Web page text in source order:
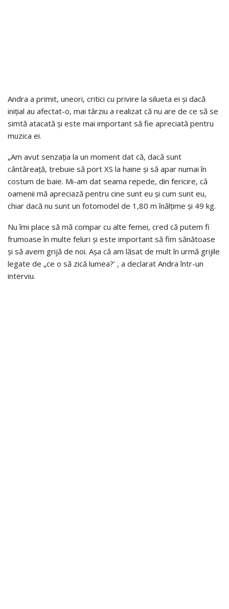
Andra a primit, uneori, critici cu privire la silueta ei și dacă
inițial au afectat-o, mai târziu a realizat că nu are de ce să se
simtă atacată și este mai important să fie apreciată pentru
muzica ei.
„Am avut senzația la un moment dat că, dacă sunt
cântăreață, trebuie să port XS la haine și să apar numai în
costum de baie. Mi-am dat seama repede, din fericire, că
oamenii mă apreciază pentru cine sunt eu și cum sunt eu,
chiar dacă nu sunt un fotomodel de 1,80 m înălțime și 49 kg.
Nu îmi place să mă compar cu alte femei, cred că putem fi
frumoase în multe feluri și este important să fim sănătoase
și să avem grijă de noi. Așa că am lăsat de mult în urmă grijile
legate de „ce o să zică lumea?’ , a declarat Andra într-un
interviu.